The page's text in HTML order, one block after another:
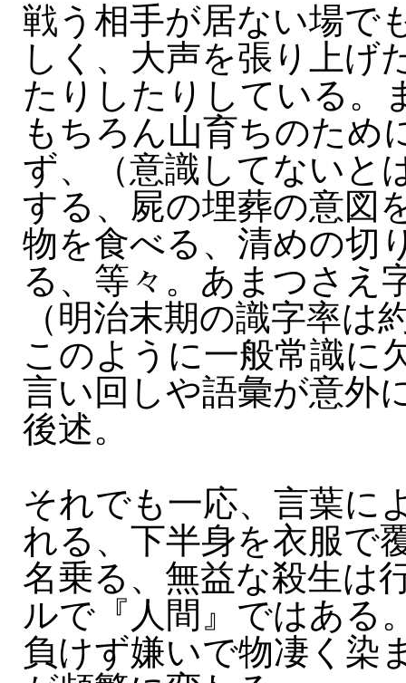
戦う相手が居ない場で
しく、大声を張り上げ
たりしたりしている。
もちろん山育ちのため
ず、（意識してないと
する、屍の埋葬の意図
物を食べる、清めの切
る、等々。あまつさえ
（明治末期の識字率は
このように一般常識に
言い回しや語彙が意外
後述。
それでも一応、言葉に
れる、下半身を衣服で
名乗る、無益な殺生は
ルで『人間』ではある
負けず嫌いで物凄く染